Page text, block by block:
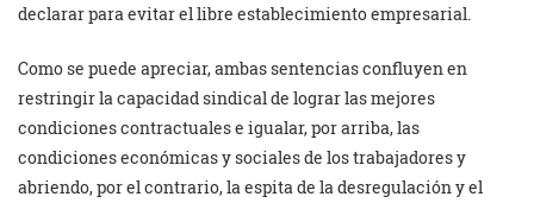
declarar para evitar el libre establecimiento empresarial.
Como se puede apreciar, ambas sentencias confluyen en
restringir la capacidad sindical de lograr las mejores
condiciones contractuales e igualar, por arriba, las
condiciones económicas y sociales de los trabajadores y
abriendo, por el contrario, la espita de la desregulación y el